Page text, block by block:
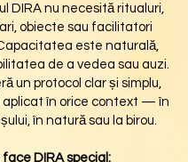
DIRA nu necesită ritualuri,
obiecte sau facilitatori
este naturală,
de a vedea sau auzi.
un protocol clar și simplu,
aplicat în orice context — în
în natură sau la birou.
face DIRA special: